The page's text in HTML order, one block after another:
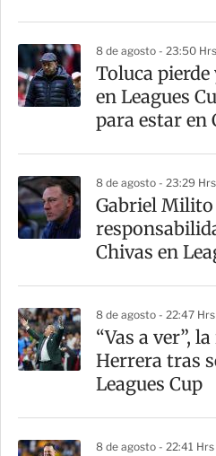
8 de agosto - 23:50 Hrs
Toluca
en Leagues
para estar en
8 de agosto - 23:29 Hrs
Gabriel Milito
Chivas en
8 de agosto - 22:47 Hrs
“Vas a ver”,
Herrera tras
Leagues Cup
8 de agosto - 22:41 Hrs